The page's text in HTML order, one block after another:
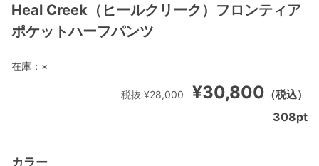
Heal Creek（ヒールクリーク）フロンティア
ポケットハーフパンツ
¥30,800 （税込）
税抜 ¥28,000
カラー
在庫： ×
308pt